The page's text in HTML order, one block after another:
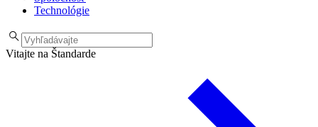
Technológie
Vitajte na Štandarde